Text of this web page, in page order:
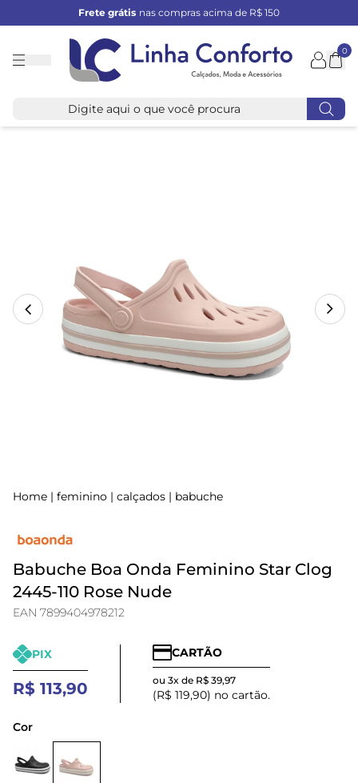
Frete grátis nas compras acima de R$ 150
Linha
0
Home | feminino | calçados | babuche
Babuche Boa Onda Feminino Star Clog
2445-110 Rose Nude
EAN 7899404978212
PIX
R$ 113,90
CARTÃO
ou 3x de R$ 39,97
(R$ 119,90) no cartão.
Cor